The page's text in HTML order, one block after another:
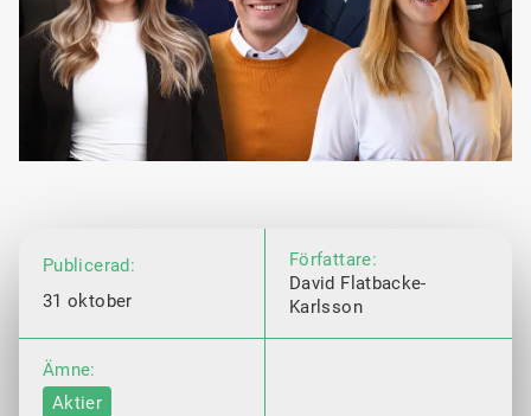
Publicerad:
31 oktober
Författare:
David Flatbacke-
Karlsson
Ämne:
Aktier